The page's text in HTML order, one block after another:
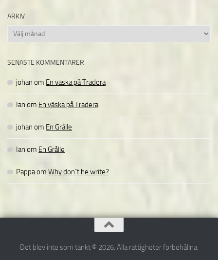
ARKIV
Arkiv
SENASTE KOMMENTARER
johan om En väska på Tradera
Ian om En väska på Tradera
johan om En Grålle
Ian om En Grålle
Pappaom Why don´t he write?
Det blev inte som tänkt © 2026. Alla rättigheter förbehållna.